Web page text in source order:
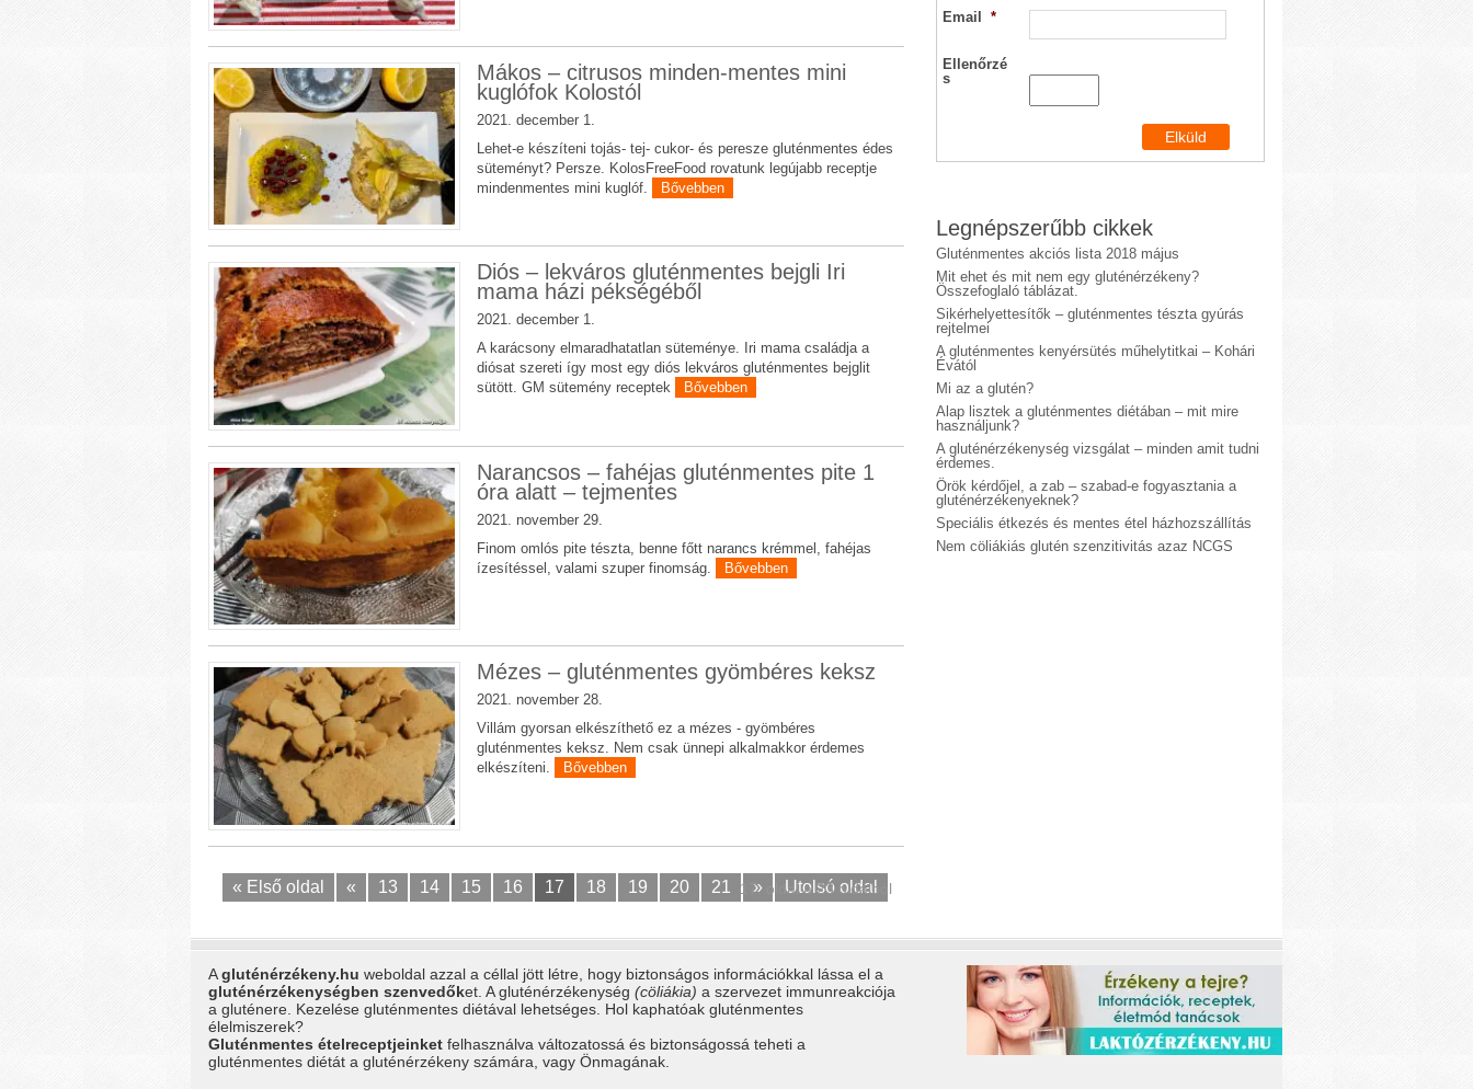
Mákos – citrusos minden-mentes mini
kuglófok Kolostól
2021. december 1.
Lehet-e készíteni tojás- tej- cukor- és peresze gluténmentes édes
süteményt? Persze. KolosFreeFood rovatunk legújabb receptje
mindenmentes mini kuglóf.
Bővebben
Diós – lekváros gluténmentes bejgli Iri
mama házi pékségéből
2021. december 1.
A karácsony elmaradhatatlan süteménye. Iri mama családja a
diósat szereti így most egy diós lekváros gluténmentes bejglit
sütött. GM sütemény receptek
Bővebben
Narancsos – fahéjas gluténmentes pite 1
óra alatt – tejmentes
2021. november 29.
Finom omlós pite tészta, benne főtt narancs krémmel, fahéjas
ízesítéssel, valami szuper finomság.
Bővebben
Mézes – gluténmentes gyömbéres keksz
2021. november 28.
Villám gyorsan elkészíthető ez a mézes - gyömbéres
gluténmentes keksz. Nem csak ünnepi alkalmakkor érdemes
elkészíteni.
Bővebben
17. oldal a 23 oldalból
« Első oldal « 13 14 15 16 17 18 19 20 21 » Utolsó oldal
Email *
Ellenőrzé
s
Legnépszerűbb cikkek
Gluténmentes akciós lista 2018 május
Mit ehet és mit nem egy gluténérzékeny?
Összefoglaló táblázat.
Sikérhelyettesítők – gluténmentes tészta gyúrás
rejtelmei
A gluténmentes kenyérsütés műhelytitkai – Kohári
Évától
Mi az a glutén?
Alap lisztek a gluténmentes diétában – mit mire
használjunk?
A gluténérzékenység vizsgálat – minden amit tudni
érdemes.
Örök kérdőjel, a zab – szabad-e fogyasztania a
gluténérzékenyeknek?
Speciális étkezés és mentes étel házhozszállítás
Nem cöliákiás glutén szenzitivitás azaz NCGS
Agluténérzékeny.hu weboldal azzal a céllal jött létre, hogy biztonságos információkkal lássa el a
gluténérzékenységben szenvedőket. A gluténérzékenység (cöliákia) a szervezet immunreakciója
a gluténere. Kezelése gluténmentes diétával lehetséges. Hol kaphatóak gluténmentes
élelmiszerek?
Gluténmentes ételreceptjeinket felhasználva változatossá és biztonságossá teheti a
gluténmentes diétát a gluténérzékeny számára, vagy Önmagának.